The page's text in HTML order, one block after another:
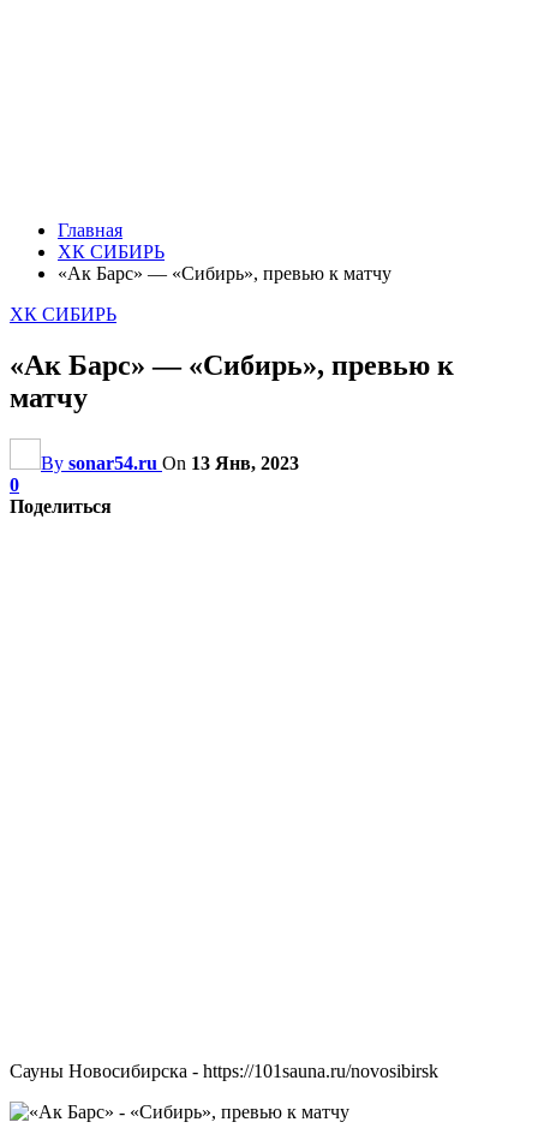
Главная
ХК СИБИРЬ
«Ак Барс» — «Сибирь», превью к матчу
ХК СИБИРЬ
«Ак Барс» — «Сибирь», превью к
матчу
By sonar54.ru On 13 Янв, 2023
0
Поделиться
Сауны Новосибирска - https://101sauna.ru/novosibirsk